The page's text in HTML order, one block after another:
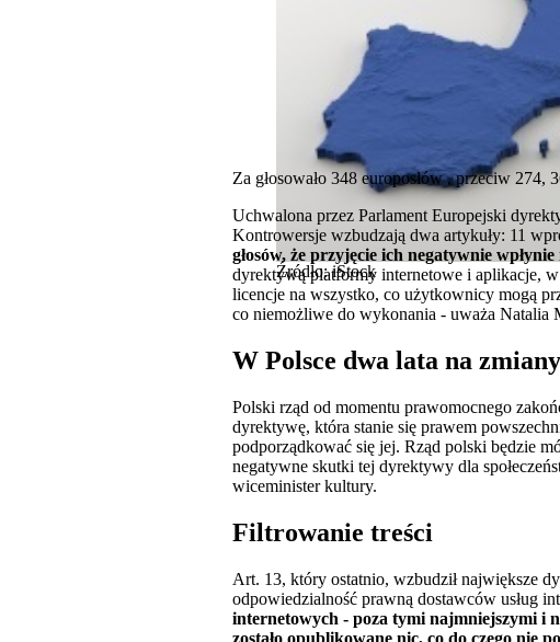
Źródło: iStock
Za głosowało 348 europosłów , przeciw 274,
Uchwalona przez Parlament Europejski
Kontrowersje wzbudzają dwa artykuły: 11
głosów, że przyjęcie ich negatywnie
dyrektywą platformy internetowe i aplikacje,
licencje na wszystko, co użytkownicy mogą
co niemożliwe do wykonania - uważa
W Polsce dwa lata na
Polski rząd od momentu prawomocnego
dyrektywę, która stanie się prawem
podporządkować się jej. Rząd polski będzie
negatywne skutki tej dyrektywy dla
wiceminister kultury.
Filtrowanie treści
Art. 13, który ostatnio, wzbudził największe
odpowiedzialność prawną dostawców usług
internetowych - poza tymi najmniejszymi i